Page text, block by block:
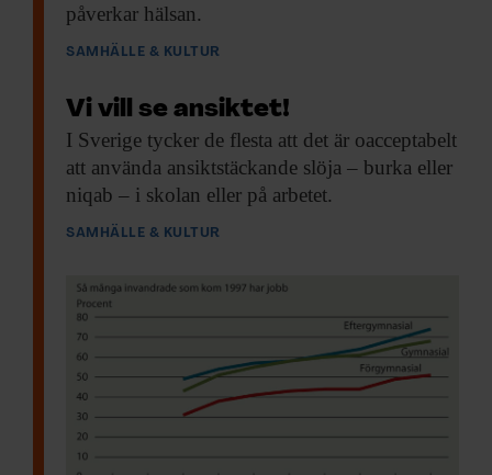
påverkar hälsan.
SAMHÄLLE & KULTUR
Vi vill se ansiktet!
I Sverige tycker de flesta att det är oacceptabelt
att använda ansiktstäckande slöja – burka eller
niqab – i skolan eller på arbetet.
SAMHÄLLE & KULTUR